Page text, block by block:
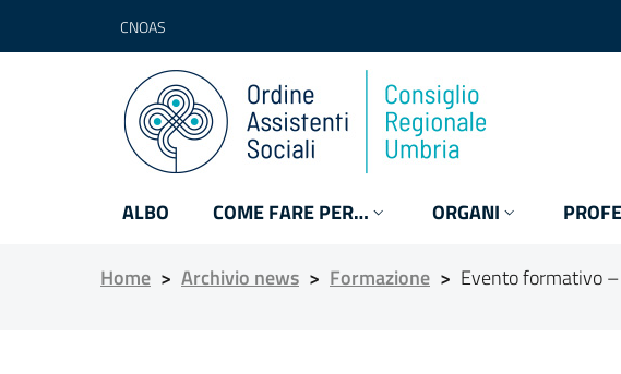
CNOAS
ALBO COME FARE PER… ORGANI
Home > Archivio news > Formazione > Evento formativo